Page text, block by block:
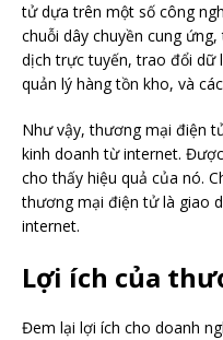
tử dựa trên một số công
chuỗi dây chuyền cung
dịch trực tuyến, trao đổi dữ
quản lý hàng tồn kho, và
Như vậy, thương mại điện
kinh doanh từ internet.
cho thấy hiệu quả của nó.
thương mại điện tử là giao
internet.
Lợi ích của
Đem lại lợi ích cho doanh